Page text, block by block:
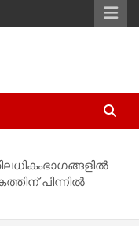
News |
| Latest
Movie News. Lifestyle
പിന്നിൽ